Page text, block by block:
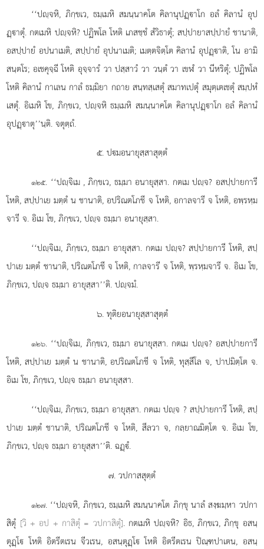
‘‘ปฺจหิ, ภิกฺขเว, ธมฺเมหิ สมนฺนาคโต คิลานุปฏฺาโก อลํ คิลานํ อุป
ฏฺาตุํ. กตเมหิ ปฺจหิ? ปฏิพโล โหติ เภสชฺชํ สํวิธาตุํ; สปฺปายาสปฺปายํ ชานาติ,
อสปฺปายํ อปนาเมติ, สปฺปายํ อุปนาเมติ; เมตฺตจิตฺโต คิลานํ อุปฏฺาติ, โน อามิ
สนฺตโร; อเชคุจฺฉี โหติ อุจฺจารํ วา ปสฺสาวํ วา วนฺตํ วา เขฬํ วา นีหริตุํ; ปฏิพโล
โหติ คิลานํ กาเลน กาลํ ธมฺมิยา กถาย สนฺทสฺเสตุํ สมาทเปตุํ สมุตฺเตเชตุํ สมฺปหํ
เสตุํ. อิเมหิโข, ภิกฺขเว, ปฺจหิ ธมฺเมหิ สมนฺนาคโต คิลานุปฏฺาโก อลํ คิลานํ
อุปฏฺาตุ’’นฺติ. จตุตฺถํ.
๕. ปมอนายุสฺสาสุตฺตํ
๑๒๕. ‘‘ปฺจิเม , ภิกฺขเว, ธมฺมา อนายุสฺสา. กตเม ปฺจ? อสปฺปายการี
โหติ, สปฺปาเย มตฺตํ น ชานาติ, อปริณตโภชี จ โหติ, อกาลจารี จ โหติ, อพฺรหฺม
จารี จ. อิเม โข, ภิกฺขเว, ปฺจ ธมฺมา อนายุสฺสา.
‘‘ปฺจิเม, ภิกฺขเว, ธมฺมา อายุสฺสา. กตเม ปฺจ? สปฺปายการี โหติ, สปฺ
ปาเย มตฺตํ ชานาติ, ปริณตโภชี จ โหติ, กาลจารี จ โหติ, พฺรหฺมจารี จ. อิเม โข,
ภิกฺขเว, ปฺจ ธมฺมา อายุสฺสา’’ติ. ปฺจมํ.
๖. ทุติยอนายุสฺสาสุตฺตํ
๑๒๖. ‘‘ปฺจิเม, ภิกฺขเว, ธมฺมา อนายุสฺสา. กตเม ปฺจ? อสปฺปายการี
โหติ, สปฺปาเย มตฺตํ น ชานาติ, อปริณตโภชี จ โหติ, ทุสฺสีโล จ, ปาปมิตฺโต จ.
อิเม โข, ภิกฺขเว, ปฺจ ธมฺมา อนายุสฺสา.
‘‘ปฺจิเม, ภิกฺขเว, ธมฺมา อายุสฺสา. กตเม ปฺจ ? สปฺปายการี โหติ, สปฺ
ปาเย มตฺตํชานาติ, ปริณตโภชี จ โหติ, สีลวา จ, กลฺยาณมิตฺโต จ. อิเม โข,
ภิกฺขเว, ปฺจ ธมฺมา อายุสฺสา’’ติ. ฉฏฺํ.
๗. วปกาสสุตฺตํ
๑๒๗. ‘‘ปฺจหิ, ภิกฺขเว, ธมฺเมหิ สมนฺนาคโต ภิกฺขุ นาลํ สงฺฆมฺหา วปกา
สิตุํ [วิ + อป + กาสิตุํ = วปกาสิตุํ]. กตเมหิ ปฺจหิ? อิธ, ภิกฺขเว, ภิกฺขุ อสนฺ
ตุฏฺโ โหติ อิตรีตเรน จีวเรน, อสนฺตุฏฺโ โหติ อิตรีตเรน ปิณฺฑปาเตน, อสนฺ